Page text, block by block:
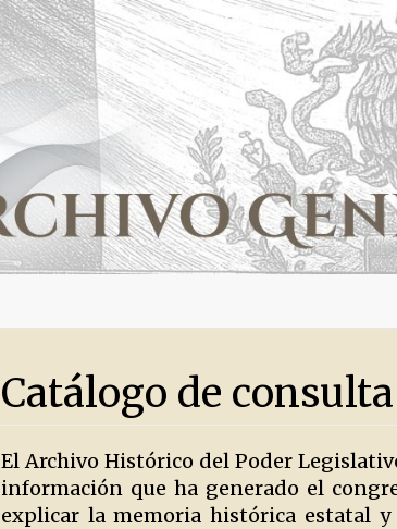
Catálogo de consulta
El Archivo Histórico del Poder
información que ha generado el
explicar la memoria histórica estatal